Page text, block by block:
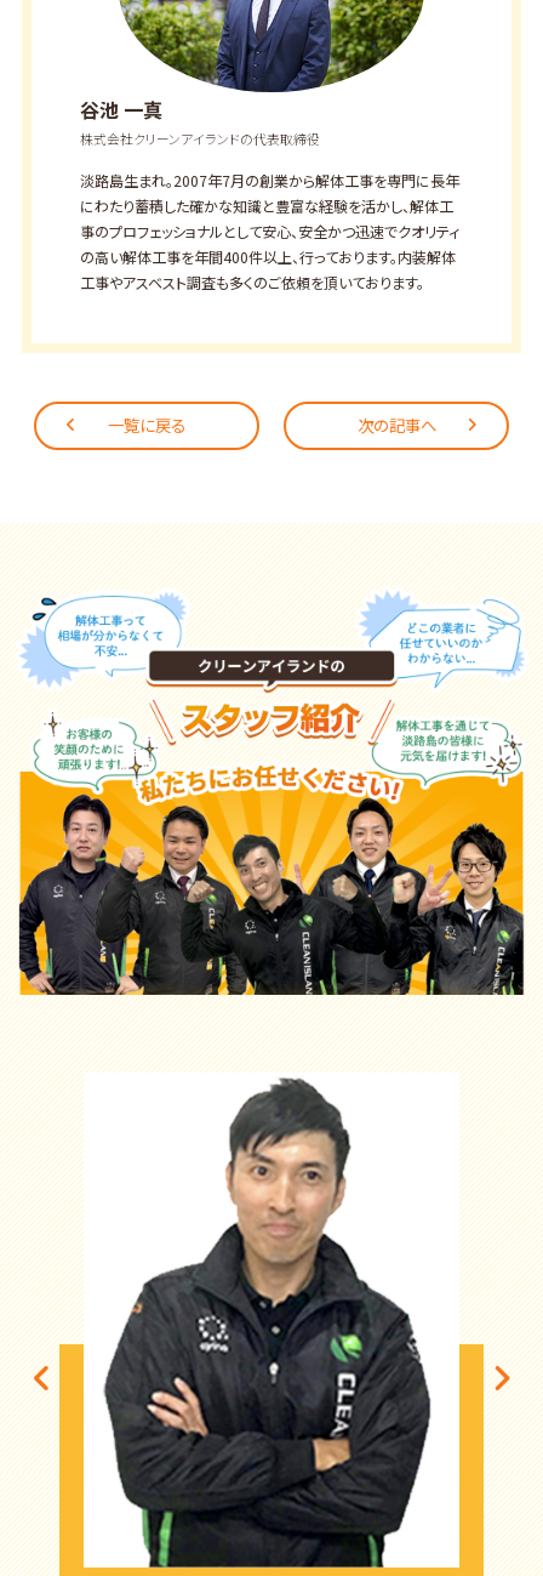
谷池 一真
株式会社クリーンアイランドの代表取締役
淡路島生まれ。2007年7月の創業から解体工事を専門に長年
にわたり蓄積した確かな知識と豊富な経験を活かし、解体工
事のプロフェッショナルとして安心、安全かつ迅速でクオリティ
の高い解体工事を年間400件以上、行っております。内装解体
工事やアスベスト調査も多くのご依頼を頂いております。
一覧に戻る 次の記事へ